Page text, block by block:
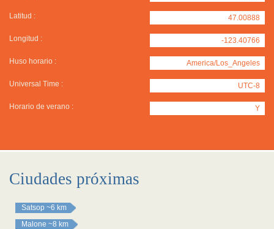
Latitud : 47.00888
Longitud : -123.40766
Huso horario : America/Los_Angeles
Universal Time : UTC-8
Horario de verano : Y
Ciudades próximas
Satsop ~6 km
Malone ~8 km